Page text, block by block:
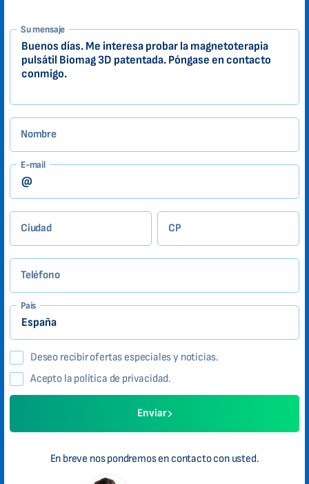
1-
ES
Zákazník
Su mensaje
Nombre
E-mail
Ciudad CP
Teléfono
País
Deseo recibir ofertas especiales y noticias.
Acepto la política de privacidad.
Enviar
En breve nos pondremos en contacto con usted.